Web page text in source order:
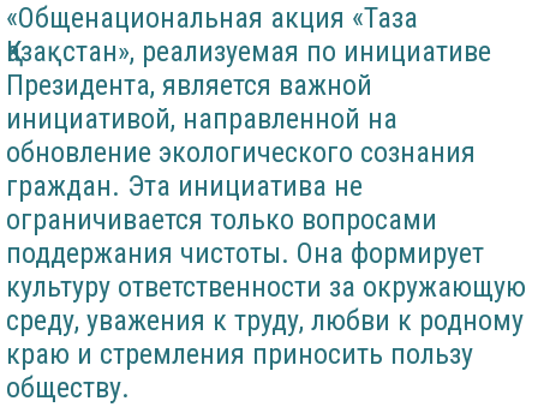
«Общенациональная акция «Таза
Қазақстан», реализуемая по инициативе
Президента, является важной
инициативой, направленной на
обновление экологического сознания
граждан. Эта инициатива не
ограничивается только вопросами
поддержания чистоты. Она формирует
культуру ответственности за окружающую
среду, уважения к труду, любви к родному
краю и стремления приносить пользу
обществу.